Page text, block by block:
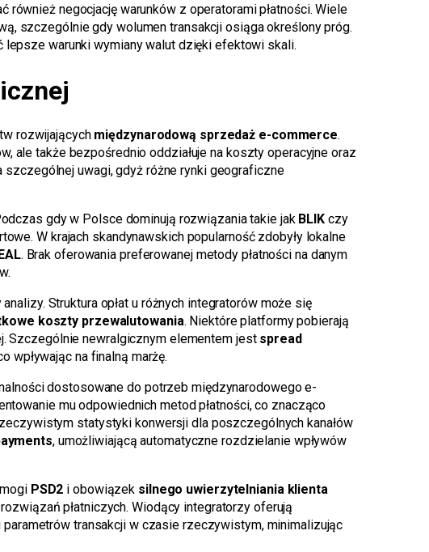
również negocjację warunków z operatorami płatności. Wiele
szczególnie gdy wolumen transakcji osiąga określony próg.
warunki wymiany walut dzięki efektowi skali.
rozwijających międzynarodową sprzedaż e-commerce.
ale także bezpośrednio oddziałuje na koszty operacyjne oraz
uwagi, gdyż różne rynki geograficzne
gdy w Polsce dominują rozwiązania takie jak BLIK czy
W krajach skandynawskich popularność zdobyły lokalne
. Brak oferowania preferowanej metody płatności na danym
Struktura opłat u różnych integratorów może się
koszty przewalutowania. Niektóre platformy pobierają
Szczególnie newralgicznym elementem jest spread
wpływając na finalną marżę.
dostosowane do potrzeb międzynarodowego e-
mu odpowiednich metod płatności, co znacząco
statystyki konwersji dla poszczególnych kanałów
, umożliwiającą automatyczne rozdzielanie wpływów
PSD2 i obowiązek silnego uwierzytelniania klienta
płatniczych. Wiodący integratorzy oferują
transakcji w czasie rzeczywistym, minimalizując